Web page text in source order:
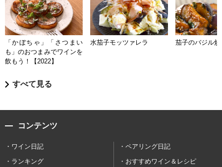
「かぼちゃ」「さつまい
も」のおつまみでワインを
飲もう！【2022】
水茄子モッツァレラ 茄子のバジル炒
すべて見る
コンテンツ
ワイン日記
ペアリング日記
ランキング
おすすめワイン＆レシピ